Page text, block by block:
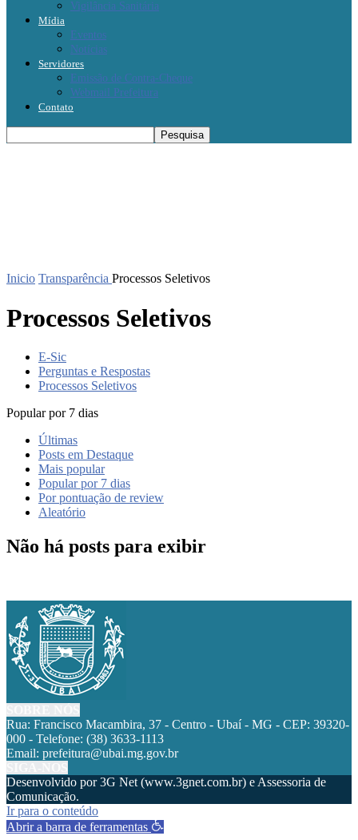
Vigilância Sanitária
Mídia
Eventos
Notícias
Servidores
Emissão de Contra-Cheque
Webmail Prefeitura
Contato
Inicio Transparência Processos Seletivos
Processos Seletivos
E-Sic
Perguntas e Respostas
Processos Seletivos
Popular por 7 dias
Últimas
Posts em Destaque
Mais popular
Popular por 7 dias
Por pontuação de review
Aleatório
Não há posts para exibir
Rua: Francisco Macambira, 37 - Centro - Ubaí - MG - CEP: 39320-
000 - Telefone: (38) 3633-1113
Email: prefeitura@ubai.mg.gov.br
Desenvolvido por 3G Net (www.3gnet.com.br) e Assessoria de
Comunicação.
Ir para o conteúdo
Abrir a barra de ferramentas